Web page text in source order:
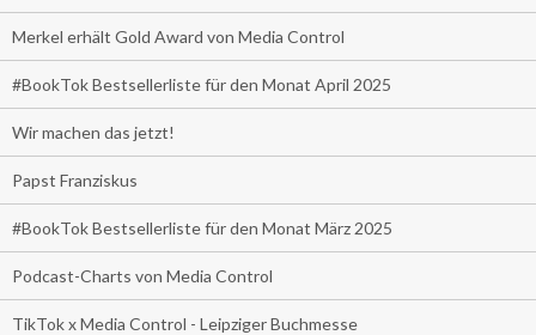
Merkel erhält Gold Award von Media Control
#BookTok Bestsellerliste für den Monat April 2025
Wir machen das jetzt!
Papst Franziskus
#BookTok Bestsellerliste für den Monat März 2025
Podcast-Charts von Media Control
TikTok x Media Control - Leipziger Buchmesse